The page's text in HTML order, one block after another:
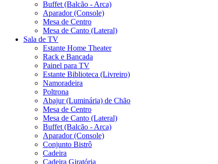
Buffet (Balcão - Arca)
Aparador (Console)
Mesa de Centro
Mesa de Canto (Lateral)
Sala de TV
Estante Home Theater
Rack e Bancada
Painel para TV
Estante Biblioteca (Livreiro)
Namoradeira
Poltrona
Abajur (Luminária) de Chão
Mesa de Centro
Mesa de Canto (Lateral)
Buffet (Balcão - Arca)
Aparador (Console)
Conjunto Bistrô
Cadeira
Cadeira Giratória